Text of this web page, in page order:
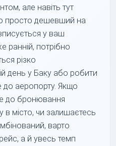
але навіть тут
просто дешевший на
у ваш
ранній, потрібно
різко
день у Баку або робити
до аеропорту. Якщо
до бронювання
в місто, чи залишаєтесь
варто
а й увесь темп